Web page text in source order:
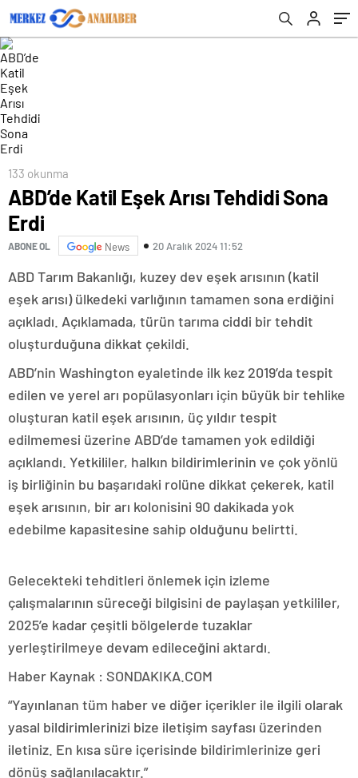
133 okunma
ABD’de Katil Eşek Arısı Tehdidi Sona
Erdi
ABONE OL News 20 Aralık 2024 11:52
ABD Tarım Bakanlığı, kuzey dev eşek arısının (katil
eşek arısı) ülkedeki varlığının tamamen sona erdiğini
açıkladı. Açıklamada, türün tarıma ciddi bir tehdit
oluşturduğuna dikkat çekildi.
ABD’nin Washington eyaletinde ilk kez 2019’da tespit
edilen ve yerel arı popülasyonları için büyük bir tehlike
oluşturan katil eşek arısının, üç yıldır tespit
edilmemesi üzerine ABD’de tamamen yok edildiği
açıklandı. Yetkililer, halkın bildirimlerinin ve çok yönlü
iş birliğinin bu başarıdaki rolüne dikkat çekerek, katil
eşek arısının, bir arı kolonisini 90 dakikada yok
edebilme kapasitesine sahip olduğunu belirtti.
Gelecekteki tehditleri önlemek için izleme
çalışmalarının süreceği bilgisini de paylaşan yetkililer,
2025’e kadar çeşitli bölgelerde tuzaklar
yerleştirilmeye devam edileceğini aktardı.
Haber Kaynak : SONDAKIKA.COM
“Yayınlanan tüm haber ve diğer içerikler ile ilgili olarak
yasal bildirimlerinizi bize iletişim sayfası üzerinden
iletiniz. En kısa süre içerisinde bildirimlerinize geri
dönüş sağlanılacaktır.”